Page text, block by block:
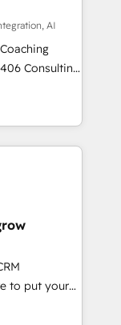
Portuguese,
that drive
Platform
of the Year
& tech
AI
how
build your
it, then stay
+
Data
what others
to put your
think along